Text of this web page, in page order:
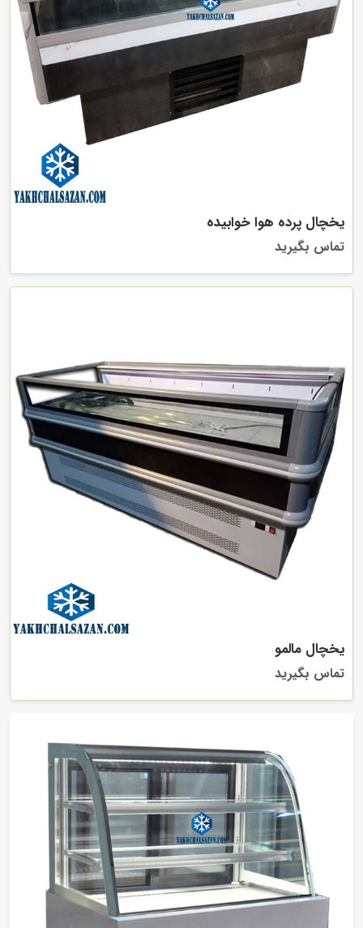
یخچال پرده هوا خوابیده
تماس بگیرید
یخچال مالمو
تماس بگیرید